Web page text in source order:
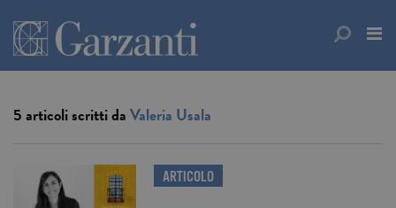
5 articoli scritti daValeria Usala
ARTICOLO